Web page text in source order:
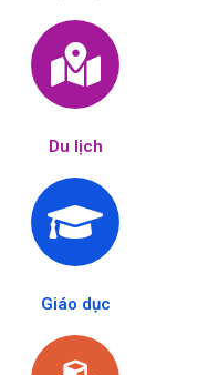
Du lịch
Giáo dục